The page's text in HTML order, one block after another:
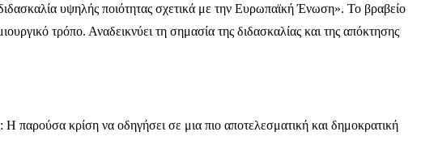
υψηλής ποιότητας σχετικά με την Ευρωπαϊκή Ένωση». Το βραβείο
τρόπο. Αναδεικνύει τη σημασία της διδασκαλίας και της απόκτησης
κρίση να οδηγήσει σε μια πιο αποτελεσματική και δημοκρατική